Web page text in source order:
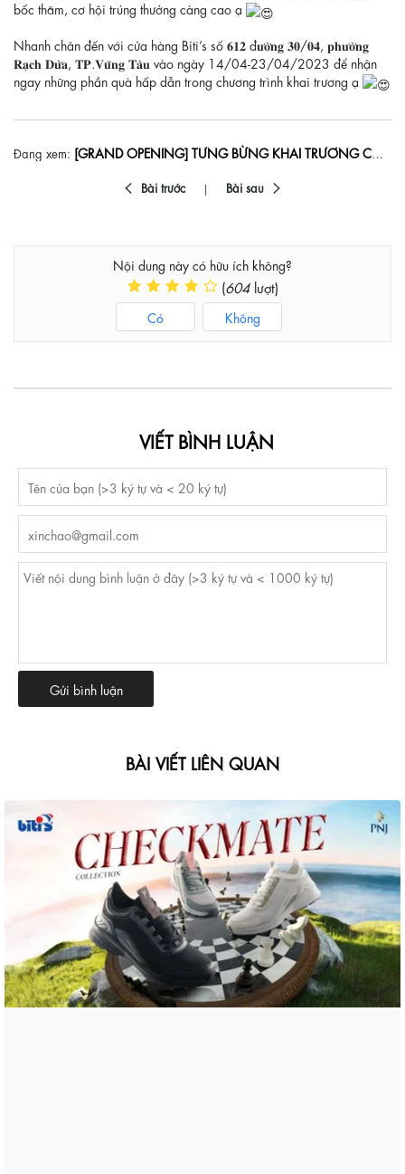
bốc thăm, cơ hội trúng thưởng càng cao ạ
Nhanh chân đến với cửa hàng Biti’s số 𝟔𝟏𝟐 đ𝐮̛𝐨̛̀𝐧𝐠 𝟑𝟎/𝟎𝟒, 𝐩𝐡𝐮̛𝐨̛̀𝐧𝐠
𝐑𝐚̣𝐜𝐡 𝐃𝐮̛̀𝐚, 𝐓𝐏.𝐕𝐮̃𝐧𝐠 𝐓𝐚̀𝐮 vào ngày 14/04-23/04/2023 để nhận
ngay những phần quà hấp dẫn trong chương trình khai trương ạ
Đang xem: [GRAND OPENING] TƯNG BỪNG KHAI TRƯƠNG CỬA HÀNG MỚI TẠI TP.VŨNG TÀU
Bài trước Bài sau
Nội dung này có hữu ích không?
(604lượt)
Có Không
VIẾT BÌNH LUẬN
BÀI VIẾT LIÊN QUAN